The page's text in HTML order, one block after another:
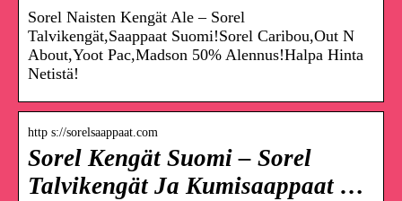
Sorel Naisten Kengät Ale – Sorel
Talvikengät,Saappaat Suomi!Sorel Caribou,Out N
About,Yoot Pac,Madson 50% Alennus!Halpa Hinta
Netistä!
http s://sorelsaappaat.com
Sorel Kengät Suomi – Sorel
Talvikengät Ja Kumisaappaat …